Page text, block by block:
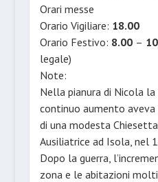
Orari messe
Orario Vigiliare: 18.00
Orario Festivo: 8.00 –
legale)
Note:
Nella pianura di Nicola
continuo aumento
di una modesta
Ausiliatrice ad Isola, nel
Dopo la guerra,
zona e le abitazioni